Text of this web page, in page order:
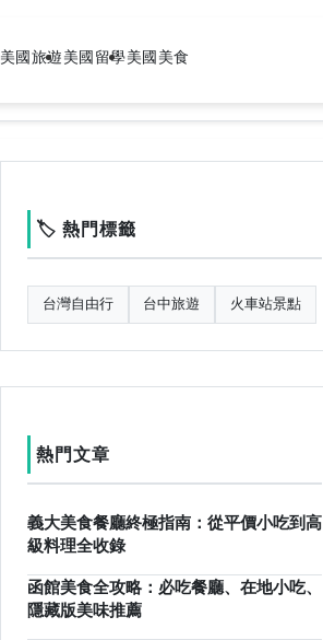
美國旅遊美國留學美國美食
🏷️ 熱門標籤
台灣自由行 台中旅遊 火車站景點
熱門文章
義大美食餐廳終極指南：從平價小吃到高
級料理全收錄
函館美食全攻略：必吃餐廳、在地小吃、
隱藏版美味推薦